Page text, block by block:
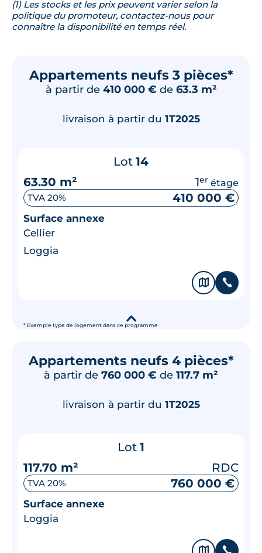
(1) Les stocks et les prix peuvent varier selon la
politique du promoteur, contactez-nous pour
connaître la disponibilité en temps réel.
Appartements neufs 3 pièces*
à partir de 410 000 € de 63.3 m²
* Exemple type de logement dans ce programme
livraison à partir du 1T2025
Lot 14
63.30 m²
1er étage
TVA 20% 410 000 €
Surface annexe
Cellier
Loggia
🗞 📞
▾
Appartements neufs 4 pièces*
à partir de 760 000 € de 117.7 m²
livraison à partir du 1T2025
Lot 1
117.70 m²
RDC
TVA 20% 760 000 €
Surface annexe
Loggia
🗞 📞